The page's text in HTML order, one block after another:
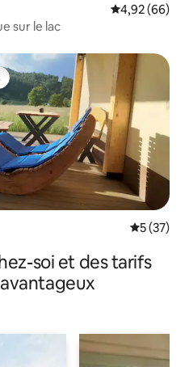
Évaluation
4,92 (66)
sur le lac
plus appréciés
5 (37)
soi et des tarifs